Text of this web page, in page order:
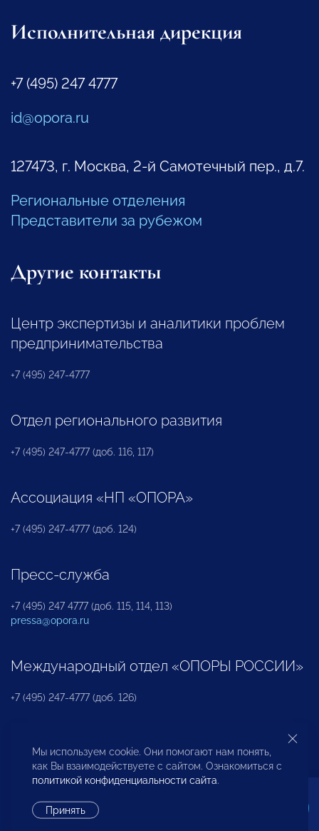
Исполнительная дирекция
+7 (495) 247 4777
id@opora.ru
127473, г. Москва, 2-й Самотечный пер., д.7.
Региональные отделения
Представители за рубежом
Другие контакты
Центр экспертизы и аналитики проблем
предпринимательства
+7 (495) 247-4777
Отдел регионального развития
+7 (495) 247-4777 (доб. 116, 117)
Ассоциация «НП «ОПОРА»
+7 (495) 247-4777 (доб. 124)
Пресс-служба
+7 (495) 247 4777 (доб. 115, 114, 113)
pressa@opora.ru
Международный отдел «ОПОРЫ РОССИИ»
+7 (495) 247-4777 (доб. 126)
Бюро по защите прав предпринимателей и
инвесторов
Мы используем cookie. Они помогают нам понять,
как Вы взаимодействуете с сайтом. Ознакомиться с
политикой конфиденциальности сайта.
Принять